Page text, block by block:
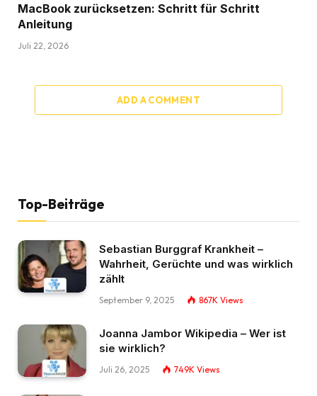
MacBook zurücksetzen: Schritt für Schritt
Anleitung
Juli 22, 2026
ADD A COMMENT
Top-Beiträge
Sebastian Burggraf Krankheit –
Wahrheit, Gerüchte und was wirklich
zählt
September 9, 2025 867K Views
Joanna Jambor Wikipedia – Wer ist
sie wirklich?
Juli 26, 2025 749K Views